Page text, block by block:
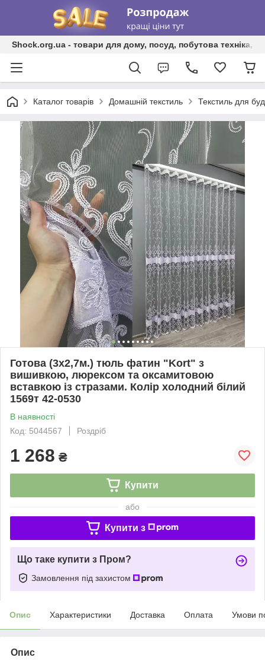
Shock.org.ua - товари для дому, посуд, побутова техніка,
Каталог товарів Домашній текстиль Текстиль для
Готова (3х2,7м.) тюль фатин "Kort" з
вишивкою, люрексом та оксамитовою
вставкою із стразами. Колір холодний білий
1569т 42-0530
В наявності
Код: 5044567
Роздріб
1 268 ₴
Купити
або
Купити з
Що таке купити з Пром?
Замовлення під захистом
Опис Характеристики Доставка Оплата Умови
Опис